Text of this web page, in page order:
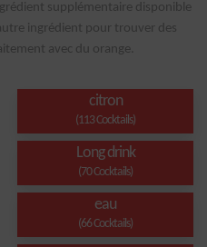
supplémentaire disponible
ingrédient pour trouver des
avec du orange.
citron
(113 Cocktails)
Long drink
(70 Cocktails)
eau
(66 Cocktails)